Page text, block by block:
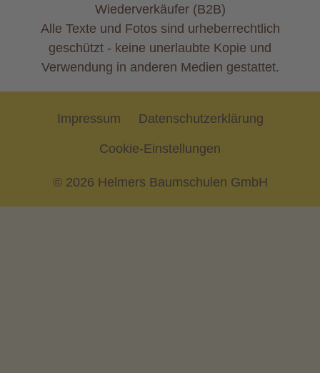
Wiederverkäufer (B2B)
Alle Texte und Fotos sind urheberrechtlich
geschützt - keine unerlaubte Kopie und
Verwendung in anderen Medien gestattet.
Impressum Datenschutzerklärung
Cookie-Einstellungen
© 2026 Helmers Baumschulen GmbH